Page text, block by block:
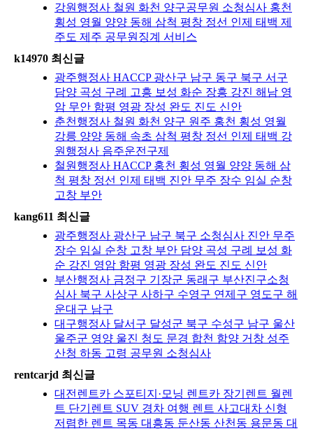
강원행정사 철원 화천 양구공무원 소청심사 홍천
횡성 영월 양양 동해 삼척 평창 정선 인제 태백 제
주도 제주 공무원징계 서비스
k14970 최신글
광주행정사 HACCP 광산구 남구 동구 북구 서구
담양 곡성 구례 고흥 보성 화순 장흥 강진 해남 영
암 무안 함평 영광 장성 완도 진도 신안
춘천행정사 철원 화천 양구 원주 홍천 횡성 영월
강릉 양양 동해 속초 삼척 평창 정선 인제 태백 강
원행정사 음주운전구제
철원행정사 HACCP 홍천 횡성 영월 양양 동해 삼
척 평창 정선 인제 태백 진안 무주 장수 임실 순창
고창 부안
kang611 최신글
광주행정사 광산구 남구 북구 소청심사 진안 무주
장수 임실 순창 고창 부안 담양 곡성 구례 보성 화
순 강진 영암 함평 영광 장성 완도 진도 신안
부산행정사 금정구 기장군 동래구 부산진구소청
심사 북구 사상구 사하구 수영구 연제구 영도구 해
운대구 남구
대구행정사 달서구 달성군 북구 수성구 남구 울산
울주군 영양 울진 청도 문경 합천 함양 거창 성주
산청 하동 고령 공무원 소청심사
rentcarjd 최신글
대전렌트카 스포티지·모닝 렌트카 장기렌트 월렌
트 단기렌트 SUV 경차 여행 렌트 사고대차 신형
저렴한 렌트 목동 대흥동 둔산동 산천동 용문동 대